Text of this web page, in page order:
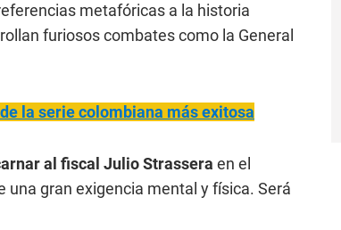
metafóricas a la historia
furiosos combates como la General
la serie colombiana más exitosa
al fiscal Julio Strassera en el
gran exigencia mental y física. Será